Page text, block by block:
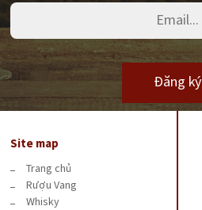
Đăng ký
Site map
Trang chủ
Rượu Vang
Whisky